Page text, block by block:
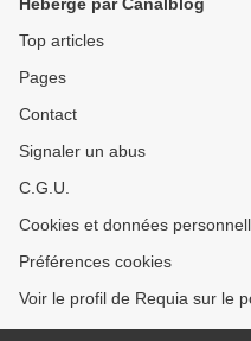
Top articles
Pages
Contact
Signaler un abus
C.G.U.
Cookies et données
Préférences cookies
Voir le profil de Requia sur le